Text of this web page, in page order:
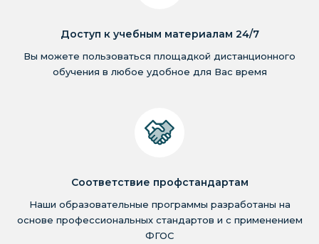
Доступ к учебным материалам 24/7
Вы можете пользоваться площадкой дистанционного
обучения в любое удобное для Вас время
Соответствие профстандартам
Наши образовательные программы разработаны на
основе профессиональных стандартов и с применением
ФГОС